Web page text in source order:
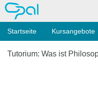
OPAL
Startseite Kursangebote
Tutorium: Was ist